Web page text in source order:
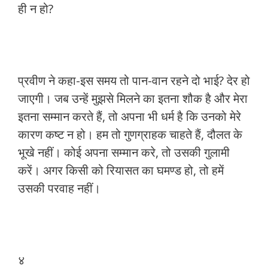
ही न हो?
प्रवीण ने कहा-इस समय तो पान-वान रहने दो भाई? देर हो
जाएगी। जब उन्हें मुझसे मिलने का इतना शौक है और मेरा
इतना सम्मान करते हैं, तो अपना भी धर्म है कि उनको मेरे
कारण कष्ट न हो। हम तो गुणग्राहक चाहते हैं, दौलत के
भूखे नहीं। कोई अपना सम्मान करे, तो उसकी गुलामी
करें। अगर किसी को रियासत का घमण्ड हो, तो हमें
उसकी परवाह नहीं।
४